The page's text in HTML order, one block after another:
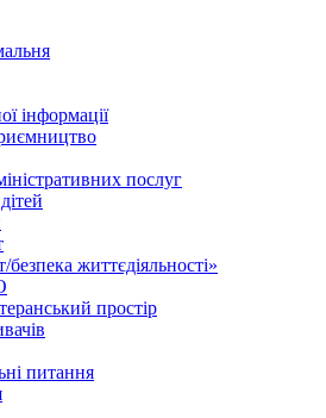
інформації
послуг
життєдіяльності»
простір
питання